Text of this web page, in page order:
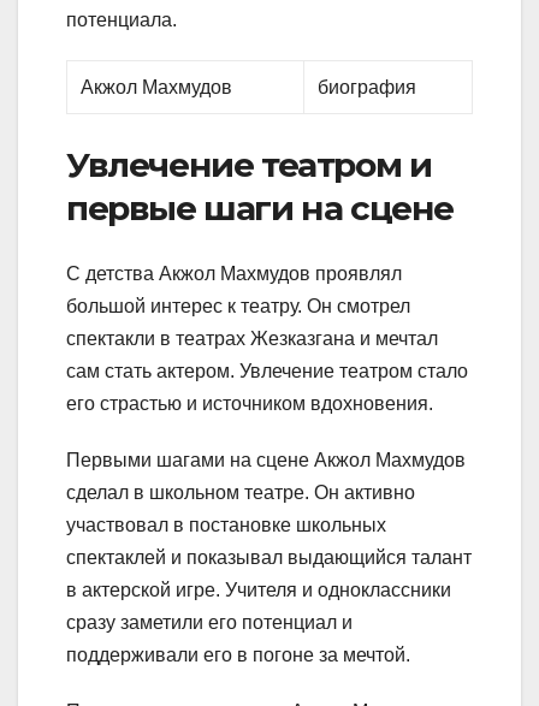
потенциала.
Акжол Махмудов биография
Увлечение театром и
первые шаги на сцене
С детства Акжол Махмудов проявлял
большой интерес к театру. Он смотрел
спектакли в театрах Жезказгана и мечтал
сам стать актером. Увлечение театром стало
его страстью и источником вдохновения.
Первыми шагами на сцене Акжол Махмудов
сделал в школьном театре. Он активно
участвовал в постановке школьных
спектаклей и показывал выдающийся талант
в актерской игре. Учителя и одноклассники
сразу заметили его потенциал и
поддерживали его в погоне за мечтой.